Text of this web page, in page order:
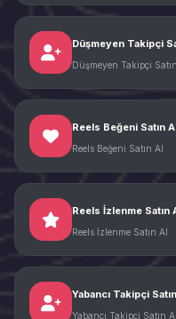
Düşmeyen Takipçi
Düşmeyen Takipçi
Reels Beğeni Satın
Reels Beğeni Satın Al
Reels İzlenme Satın
Reels İzlenme Satın Al
Yabancı Takipçi
Yabancı Takipçi Satın Al